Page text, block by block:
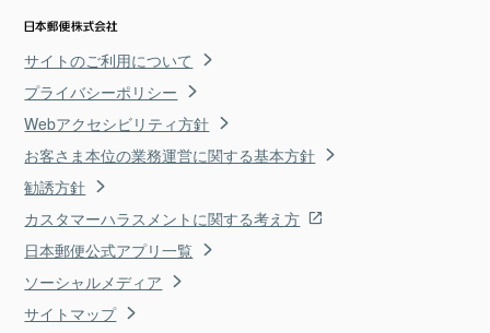
サイトのご利用について
プライバシーポリシー
Webアクセシビリティ方針
お客さま本位の業務運営に関する基本方針
勧誘方針
カスタマーハラスメントに関する考え方
日本郵便公式アプリ一覧
ソーシャルメディア
サイトマップ